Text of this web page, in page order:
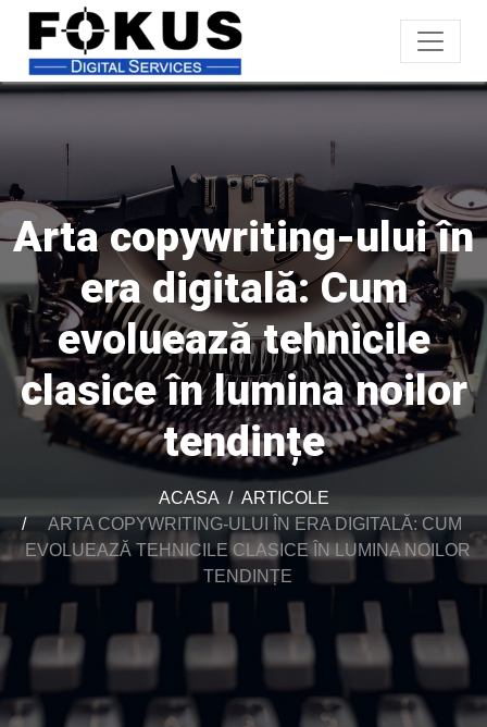
Arta copywriting-ului în
era digitală: Cum
evoluează tehnicile
clasice în lumina noilor
tendințe
ACASA
ARTICOLE
ARTA COPYWRITING-ULUI ÎN ERA DIGITALĂ: CUM
EVOLUEAZĂ TEHNICILE CLASICE ÎN LUMINA NOILOR
TENDINȚE